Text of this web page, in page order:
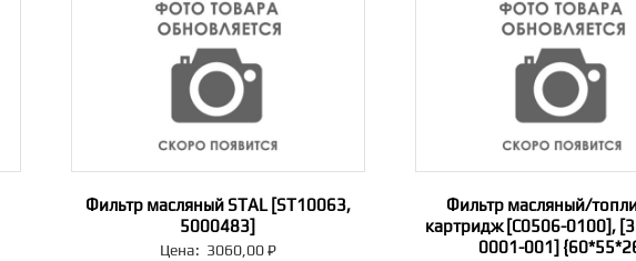
Фильтр масляный STAL [ST10063,
5000483]
Цена: 3060,00₽
Фильтр масляный/
картридж [C0506-0100],
0001-001]